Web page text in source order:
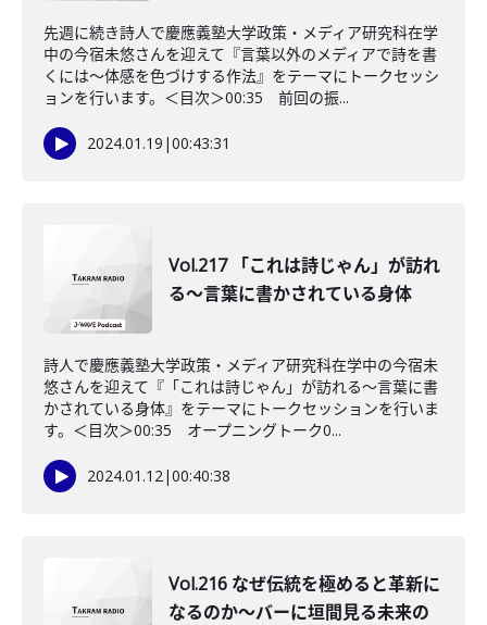
先週に続き詩人で慶應義塾大学政策・メディア研究科在学
中の今宿未悠さんを迎えて『言葉以外のメディアで詩を書
くには〜体感を色づけする作法』をテーマにトークセッシ
ョンを行います。＜目次＞00:35 前回の振...
2024.01.19 |00:43:31
Vol.217 「これは詩じゃん」が訪れ
る〜言葉に書かされている身体
詩人で慶應義塾大学政策・メディア研究科在学中の今宿未
悠さんを迎えて『「これは詩じゃん」が訪れる〜言葉に書
かされている身体』をテーマにトークセッションを行いま
す。＜目次＞00:35 オープニングトーク0...
2024.01.12|00:40:38
Vol.216 なぜ伝統を極めると革新に
なるのか〜バーに垣間見る未来の